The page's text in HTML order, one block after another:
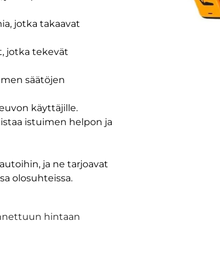
jotka takaavat
jotka tekevät
säätöjen
käyttäjille.
istuimen helpon ja
ja ne tarjoavat
olosuhteissa.
hintaan